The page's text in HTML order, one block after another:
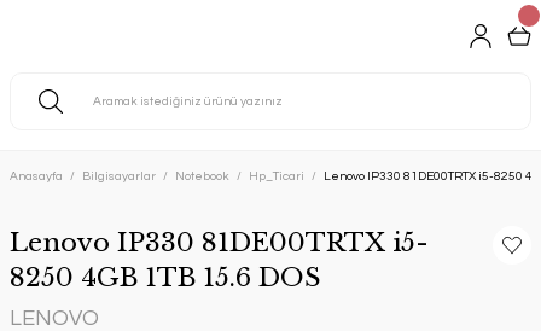
Anasayfa Bilgisayarlar Notebook Hp_Ticari Lenovo IP330 81DE00TRTX i5-8250
Lenovo IP330 81DE00TRTX i5-
8250 4GB 1TB 15.6 DOS
LENOVO